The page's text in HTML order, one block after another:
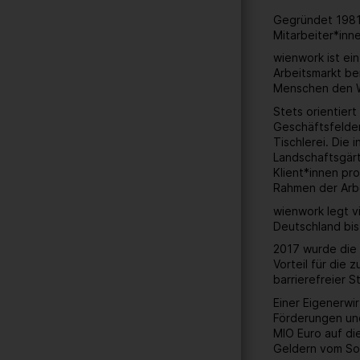
Gegründet
wienwork ist
Arbeitsmarkt
Menschen den
Stets orientiert
Tischlerei. Die
Klient*innen
Rahmen der
wienwork legt
Deutschland
2017 wurde
Vorteil für die
barrierefreier
Einer
Förderungen
MIO Euro auf
Geldern vom